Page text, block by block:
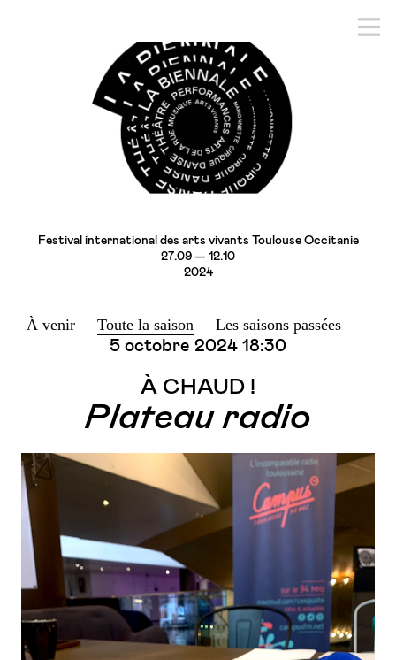
Festival international des arts vivants Toulouse Occitanie
27.09 — 12.10
2024
À venir Toute la saison
Les saisons passées
5 octobre 2024 18:30
À CHAUD !
Plateau radio